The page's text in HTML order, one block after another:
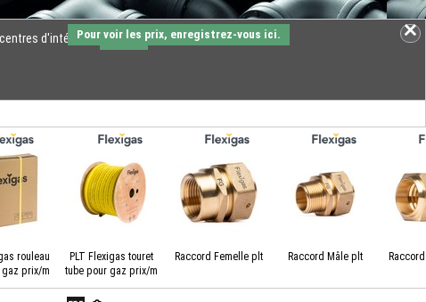
d'intérêts.
OK
rouleau
prix/m
PLT Flexigas touret
tube pour gaz prix/m
Raccord Femelle plt Raccord Mâle plt
Pour voir les prix, enregistrez-vous ici.